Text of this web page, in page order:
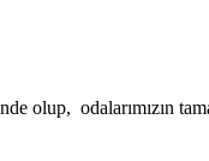
odalarımızın